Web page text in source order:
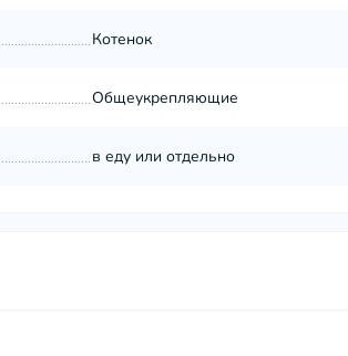
Котенок
Общеукрепляющие
в еду или отдельно